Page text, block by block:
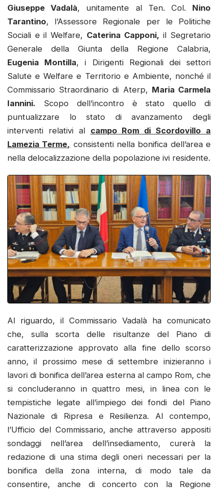
Giuseppe Vadalà, unitamente al Ten. Col. Nino
Tarantino, l’Assessore Regionale per le Politiche
Sociali e il Welfare, Caterina Capponi, il Segretario
Generale della Giunta della Regione Calabria,
Eugenia Montilla, i Dirigenti Regionali dei settori
Salute e Welfare e Territorio e Ambiente, nonché il
Commissario Straordinario di Aterp, Maria Carmela
Iannini. Scopo dell’incontro è stato quello di
puntualizzare lo stato di avanzamento degli
interventi relativi al campo Rom di Scordovillo a
Lamezia Terme, consistenti nella bonifica dell’area e
nella delocalizzazione della popolazione ivi residente.
Al riguardo, il Commissario Vadalà ha comunicato
che, sulla scorta delle risultanze del Piano di
caratterizzazione approvato alla fine dello scorso
anno, il prossimo mese di settembre inizieranno i
lavori di bonifica dell’area esterna al campo Rom, che
si concluderanno in quattro mesi, in linea con le
tempistiche legate all’impiego dei fondi del Piano
Nazionale di Ripresa e Resilienza. Al contempo,
l’Ufficio del Commissario, anche attraverso appositi
sondaggi nell’area dell’insediamento, curerà la
redazione di una stima degli oneri necessari per la
bonifica della zona interna, di modo tale da
consentire, anche di concerto con la Regione